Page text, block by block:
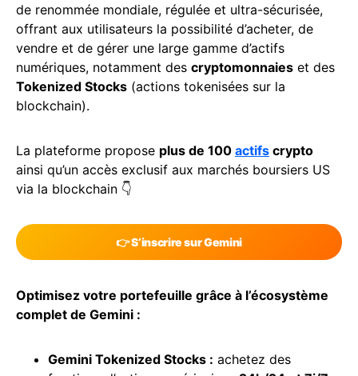
de renommée mondiale, régulée et ultra-sécurisée,
offrant aux utilisateurs la possibilité d’acheter, de
vendre et de gérer une large gamme d’actifs
numériques, notamment des cryptomonnaies et des
Tokenized Stocks (actions tokenisées sur la
blockchain).
La plateforme propose plus de 100 actifs crypto
ainsi qu’un accès exclusif aux marchés boursiers US
via la blockchain 👇
👉 S’inscrire sur Gemini
Optimisez votre portefeuille grâce à l’écosystème
complet de Gemini :
Gemini Tokenized Stocks : achetez des